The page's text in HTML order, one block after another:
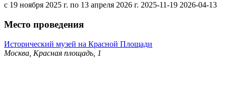
с 19 ноября 2025 г. по 13 апреля 2026 г. 2025-11-19 2026-04-13
Место проведения
Исторический музей на Красной Площади
Москва, Красная площадь, 1